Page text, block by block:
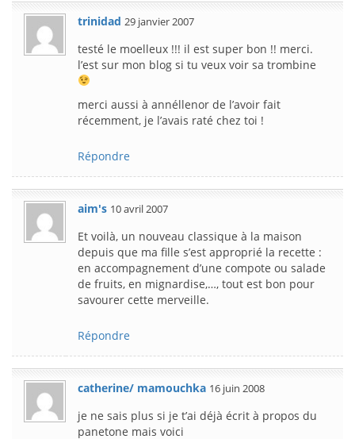
trinidad 29 janvier 2007
testé le moelleux !!! il est super bon !! merci.
l’est sur mon blog si tu veux voir sa trombine
merci aussi à annéllenor de l’avoir fait
récemment, je l’avais raté chez toi !
Répondre
aim's 10 avril 2007
Et voilà, un nouveau classique à la maison
depuis que ma fille s’est approprié la recette :
en accompagnement d’une compote ou salade
de fruits, en mignardise,…, tout est bon pour
savourer cette merveille.
Répondre
catherine/ mamouchka 16 juin 2008
je ne sais plus si je t’ai déjà écrit à propos du
panetone mais voici